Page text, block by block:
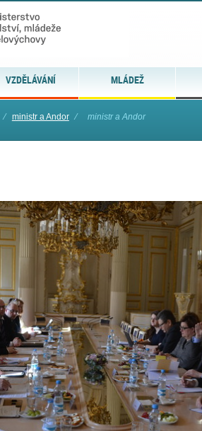
VZDĚLÁVÁNÍ MLÁDEŽ
⁄ ministr a Andor ⁄ ministr a Andor